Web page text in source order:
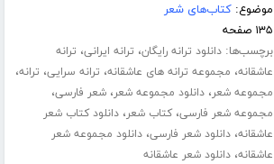
موضوع:کتاب‌های شعر
۱۳۵ صفحه
برچسب‌ها:دانلود ترانه رایگان، ترانه ایرانی، ترانه
عاشقانه، مجموعه ترانه های عاشقانه، ترانه سرایی، ترانه،
مجموعه شعر،دانلود مجموعه شعر،شعر فارسی،
مجموعه شعر فارسی،کتاب شعر،دانلود کتاب شعر
عاشقانه،دانلود شعر فارسی،دانلود مجموعه شعر
عاشقانه،دانلود شعر عاشقانه